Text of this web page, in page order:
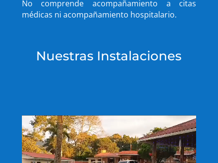
No comprende acompañamiento a citas
médicas ni acompañamiento hospitalario.
Nuestras Instalaciones